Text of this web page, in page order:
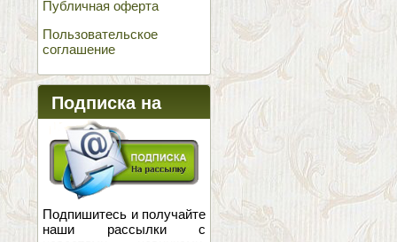
Публичная оферта
Пользовательское
соглашение
Подписка на
новости
Подпишитесь и получайте
наши рассылки с